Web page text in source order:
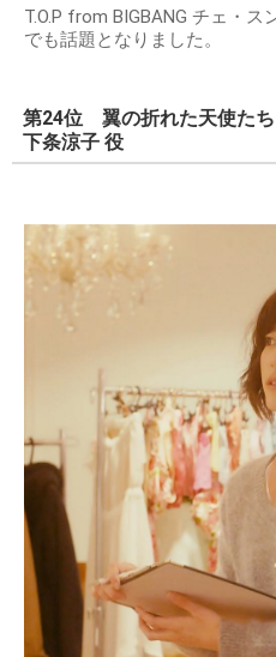
T.O.P from BIGBANG チェ・
でも話題となりました。
第24位 翼の折れた天使た
下条涼子 役